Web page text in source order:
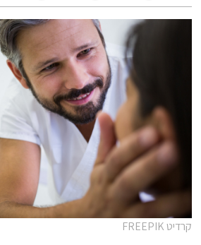
קרדיט FREEPIK